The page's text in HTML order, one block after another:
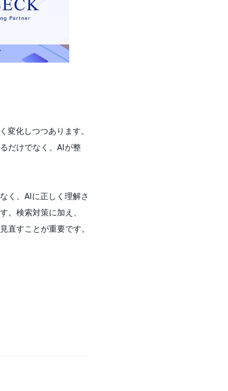
変化しつつあります。
だけでなく、AIが整
く、AIに正しく理解さ
。検索対策に加え、
直すことが重要です。